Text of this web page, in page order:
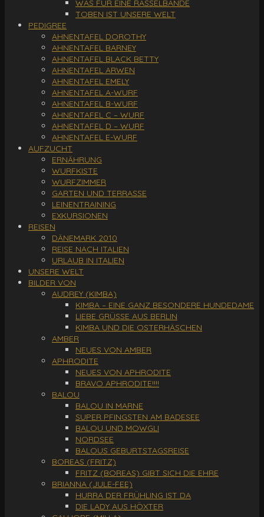
WAS FÜR EINE RASSELBANDE
TOBEN IST UNSERE WELT
PEDIGREE
AHNENTAFEL DOROTHY
AHNENTAFEL BARNEY
AHNENTAFEL BLACK BETTY
AHNENTAFEL ARWEN
AHNENTAFEL EMELY
AHNENTAFEL A-WURF
AHNENTAFEL B-WURF
AHNENTAFEL C – WURF
AHNENTAFEL D – WURF
AHNENTAFEL E-WURF
AUFZUCHT
ERNÄHRUNG
WURFKISTE
WURFZIMMER
GARTEN UND TERRASSE
LEINENTRAINING
EXKURSIONEN
REISEN
DÄNEMARK 2010
REISE NACH ITALIEN
URLAUB IN ITALIEN
UNSERE WELT
BILDER VON
AUDREY (KIMBA)
KIMBA – EINE GANZ BESONDERE HUNDEDAME
LIEBE GRÜSSE AUS BERLIN
KIMBA UND DIE OSTERHÄSCHEN
AMBER
NEUES VON AMBER
APHRODITE
NEUES VON APHRODITE
BRAVO APHRODITE!!!!
BALOU
BALOU IN MARNE
SUPER PFINGSTEN AM BADESEE
BALOU UND MOWGLI
NORDSEE
BALOUS GEBURTSTAGSREISE
BOREAS (FRITZ)
FRITZ (BOREAS) GIBT SICH DIE EHRE
BRIANNA (JULE-FEE)
HURRA DER FRÜHLING IST DA
DIE LADY AUS HÖXTER